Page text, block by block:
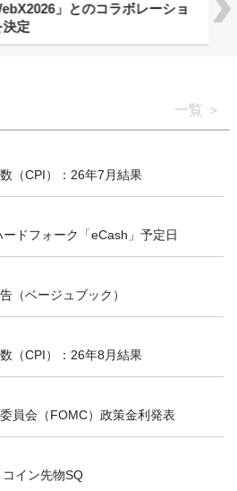
」とのコラボレーショ
定
一覧
（CPI）：26年7月結果
ードフォーク「eCash」予定日
（ベージュブック）
（CPI）：26年8月結果
員会（FOMC）政策金利発表
コイン先物SQ